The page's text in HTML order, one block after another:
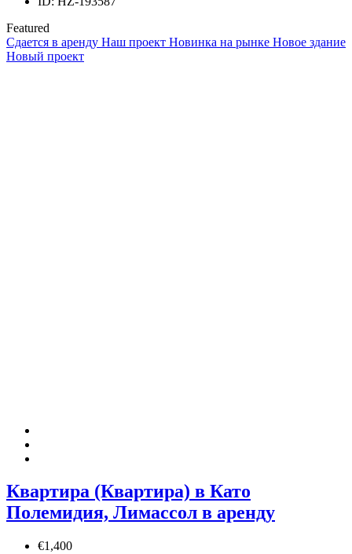
Featured
Сдается в аренду Наш проект Новинка на рынке Новое здание
Новый проект
Квартира (Квартира) в Като
Полемидия, Лимассол в аренду
€1,400